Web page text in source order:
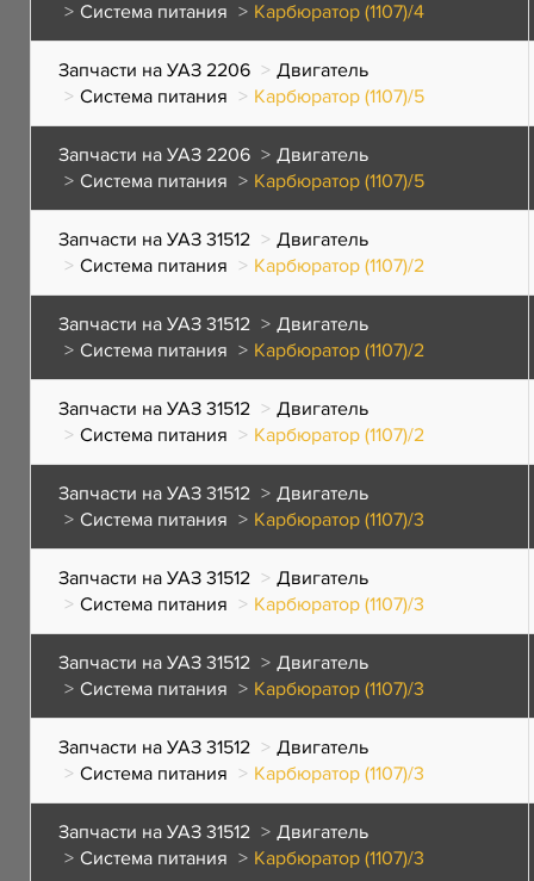
Система питания
Карбюратор (1107)/4
Запчасти на УАЗ 2206
Двигатель
Система питания
Карбюратор (1107)/5
Запчасти на УАЗ 2206
Двигатель
Система питания
Карбюратор (1107)/5
Запчасти на УАЗ 31512
Двигатель
Система питания
Карбюратор (1107)/2
Запчасти на УАЗ 31512
Двигатель
Система питания
Карбюратор (1107)/2
Запчасти на УАЗ 31512
Двигатель
Система питания
Карбюратор (1107)/2
Запчасти на УАЗ 31512
Двигатель
Система питания
Карбюратор (1107)/3
Запчасти на УАЗ 31512
Двигатель
Система питания
Карбюратор (1107)/3
Запчасти на УАЗ 31512
Двигатель
Система питания
Карбюратор (1107)/3
Запчасти на УАЗ 31512
Двигатель
Система питания
Карбюратор (1107)/3
Запчасти на УАЗ 31512
Двигатель
Система питания
Карбюратор (1107)/3